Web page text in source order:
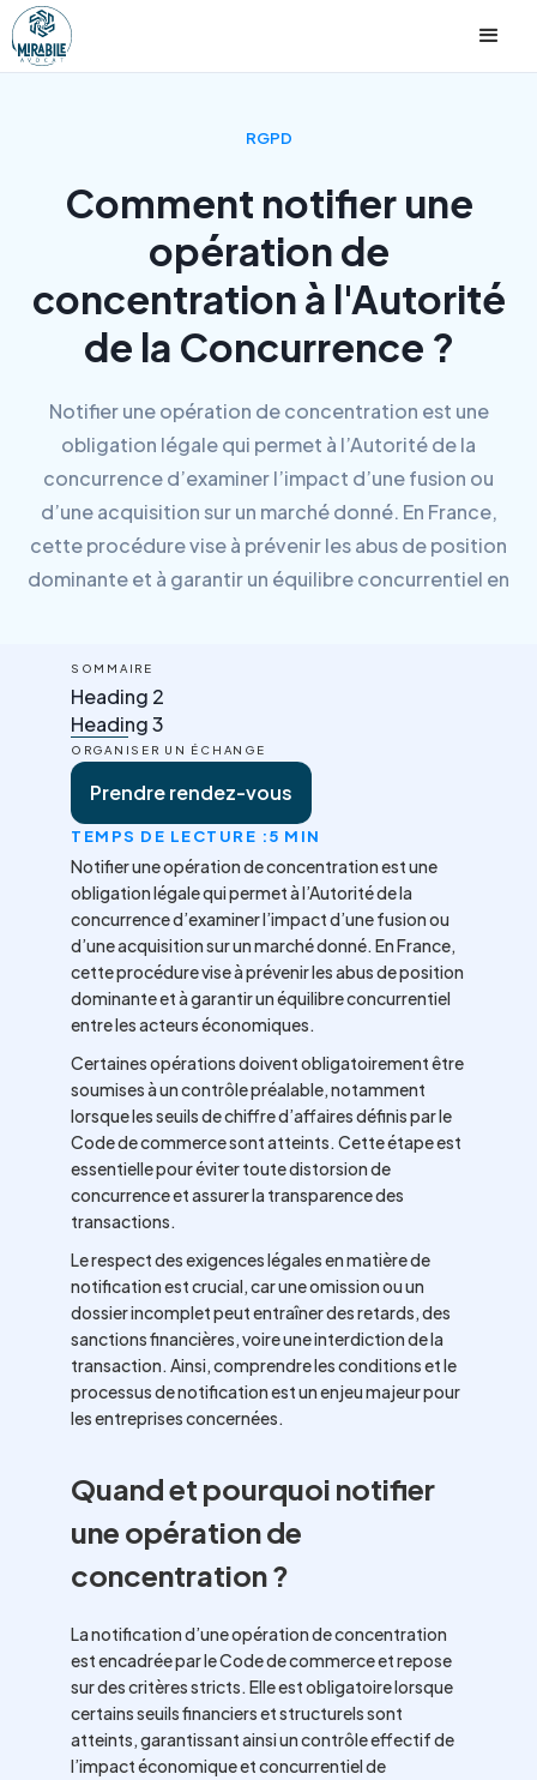
RGPD
Comment notifier une
opération de
concentration à l'Autorité
de la Concurrence ?
Notifier une opération de concentration est une
obligation légale qui permet à l’Autorité de la
concurrence d’examiner l’impact d’une fusion ou
d’une acquisition sur un marché donné. En France,
cette procédure vise à prévenir les abus de position
dominante et à garantir un équilibre concurrentiel en
SOMMAIRE
Heading 2
Heading 3
ORGANISER UN ÉCHANGE
Prendre rendez-vous
TEMPS DE LECTURE :5 MIN
Notifier une opération de concentration est une
obligation légale qui permet à l’Autorité de la
concurrence d’examiner l’impact d’une fusion ou
d’une acquisition sur un marché donné. En France,
cette procédure vise à prévenir les abus de position
dominante et à garantir un équilibre concurrentiel
entre les acteurs économiques.
Certaines opérations doivent obligatoirement être
soumises à un contrôle préalable, notamment
lorsque les seuils de chiffre d’affaires définis par le
Code de commerce sont atteints. Cette étape est
essentielle pour éviter toute distorsion de
concurrence et assurer la transparence des
transactions.
Le respect des exigences légales en matière de
notification est crucial, car une omission ou un
dossier incomplet peut entraîner des retards, des
sanctions financières, voire une interdiction de la
transaction. Ainsi, comprendre les conditions et le
processus de notification est un enjeu majeur pour
les entreprises concernées.
Quand et pourquoi notifier
une opération de
concentration ?
La notification d’une opération de concentration
est encadrée par le Code de commerce et repose
sur des critères stricts. Elle est obligatoire lorsque
certains seuils financiers et structurels sont
atteints, garantissant ainsi un contrôle effectif de
l’impact économique et concurrentiel de